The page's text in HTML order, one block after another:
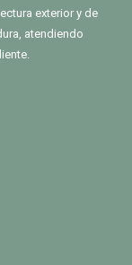
exterior y de
atendiendo